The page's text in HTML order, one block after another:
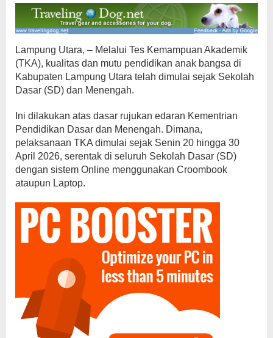
Lampung Utara, – Melalui Tes Kemampuan Akademik
(TKA), kualitas dan mutu pendidikan anak bangsa di
Kabupaten Lampung Utara telah dimulai sejak Sekolah
Dasar (SD) dan Menengah.
Ini dilakukan atas dasar rujukan edaran Kementrian
Pendidikan Dasar dan Menengah. Dimana,
pelaksanaan TKA dimulai sejak Senin 20 hingga 30
April 2026, serentak di seluruh Sekolah Dasar (SD)
dengan sistem Online menggunakan Croombook
ataupun Laptop.